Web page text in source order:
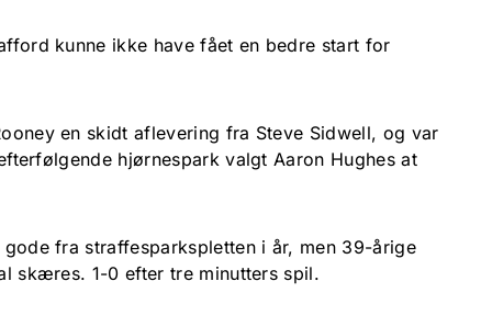
kunne ikke have fået en bedre start for
en skidt aflevering fra Steve Sidwell, og var
hjørnespark valgt Aaron Hughes at
fra straffesparkspletten i år, men 39-årige
skæres. 1-0 efter tre minutters spil.